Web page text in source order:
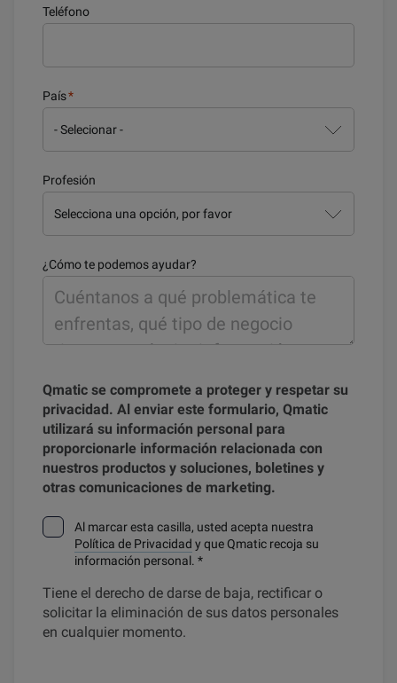
Teléfono
País*
Profesión
¿Cómo te podemos ayudar?
Qmatic se compromete a proteger y respetar su
privacidad. Al enviar este formulario, Qmatic
utilizará su información personal para
proporcionarle información relacionada con
nuestros productos y soluciones, boletines y
otras comunicaciones de marketing.
Al marcar esta casilla, usted acepta nuestra
Política de Privacidad y que Qmatic recoja su
información personal. *
Tiene el derecho de darse de baja, rectificar o
solicitar la eliminación de sus datos personales
en cualquier momento.